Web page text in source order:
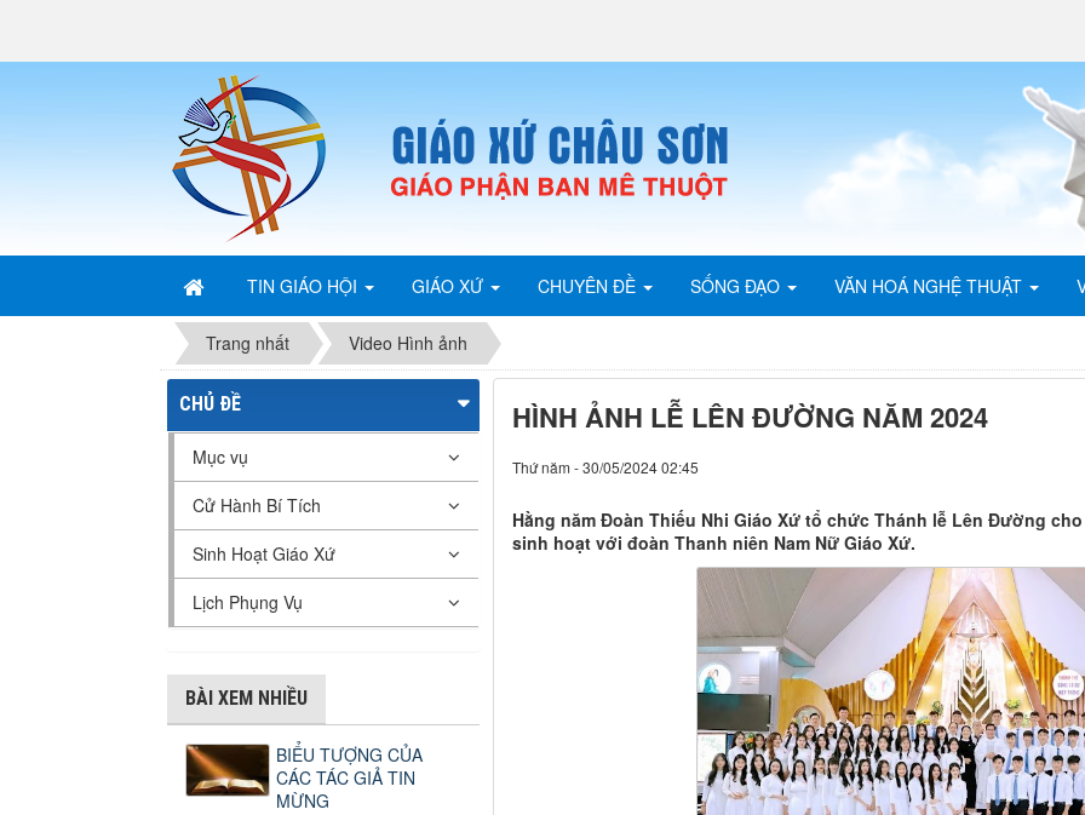
TIN GIÁO HỘI GIÁO XỨ CHUYÊN ĐỀ SỐNG ĐẠO VĂN HOÁ NGHỆ THUẬT
Trang nhất Video Hình ảnh
HÌNH ẢNH LỄ LÊN ĐƯỜNG NĂM 2024
Thứ năm - 30/05/2024 02:45
Hằng năm Đoàn Thiếu Nhi Giáo Xứ tổ chức Thánh lễ Lên Đường
sinh hoạt với đoàn Thanh niên Nam Nữ Giáo Xứ.
CHỦ ĐỀ
Mục vụ
Cử Hành Bí Tích
Sinh Hoạt Giáo Xứ
Lịch Phụng Vụ
BÀI XEM NHIỀU
BIỂU TƯỢNG CỦA
CÁC TÁC GIẢ TIN
MỪNG